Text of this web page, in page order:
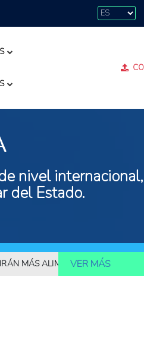
nivel
del Estado.
ALIMENTOS10.000 MILLONES DE
VER MÁS